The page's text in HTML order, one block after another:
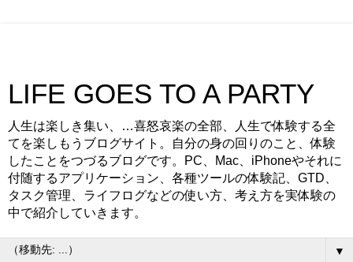
LIFE GOES TO A PARTY
人生は楽しき集い、…喜怒哀楽の全部、人生で体験する全
てを楽しもうブログサイト。自分の身の回りのこと、体験
したことをつづるブログです。PC、Mac、iPhoneやそれに
付随するアプリケーション、各種ツールの体験記、GTD、
タスク管理、ライフログなどの使い方、考え方を実体験の
中で紹介していきます。
▼